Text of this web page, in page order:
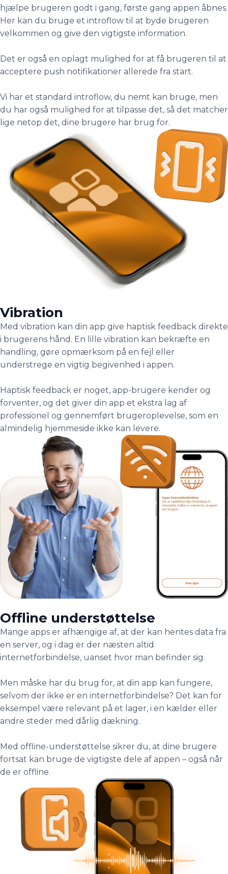
hjælpe brugeren godt i gang, første gang appen åbnes.
Her kan du bruge et introflow til at byde brugeren
velkommen og give den vigtigste information.
Det er også en oplagt mulighed for at få brugeren til at
acceptere push notifikationer allerede fra start.
Vi har et standard introflow, du nemt kan bruge, men
du har også mulighed for at tilpasse det, så det matcher
lige netop det, dine brugere har brug for.
Vibration
Med vibration kan din app give haptisk feedback direkte
i brugerens hånd. En lille vibration kan bekræfte en
handling, gøre opmærksom på en fejl eller
understrege en vigtig begivenhed i appen.
Haptisk feedback er noget, app-brugere kender og
forventer, og det giver din app et ekstra lag af
professionel og gennemført brugeroplevelse, som en
almindelig hjemmeside ikke kan levere.
Offline understøttelse
Mange apps er afhængige af, at der kan hentes data fra
en server, og i dag er der næsten altid
internetforbindelse, uanset hvor man befinder sig.
Men måske har du brug for, at din app kan fungere,
selvom der ikke er en internetforbindelse? Det kan for
eksempel være relevant på et lager, i en kælder eller
andre steder med dårlig dækning.
Med offline-understøttelse sikrer du, at dine brugere
fortsat kan bruge de vigtigste dele af appen – også når
de er offline.